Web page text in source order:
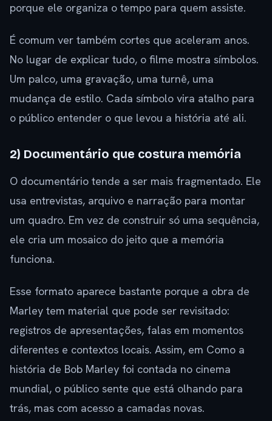
porque ele organiza o tempo para quem assiste.
É comum ver também cortes que aceleram anos.
No lugar de explicar tudo, o filme mostra símbolos.
Um palco, uma gravação, uma turnê, uma
mudança de estilo. Cada símbolo vira atalho para
o público entender o que levou a história até ali.
2) Documentário que costura memória
O documentário tende a ser mais fragmentado. Ele
usa entrevistas, arquivo e narração para montar
um quadro. Em vez de construir só uma sequência,
ele cria um mosaico do jeito que a memória
funciona.
Esse formato aparece bastante porque a obra de
Marley tem material que pode ser revisitado:
registros de apresentações, falas em momentos
diferentes e contextos locais. Assim, em Como a
história de Bob Marley foi contada no cinema
mundial, o público sente que está olhando para
trás, mas com acesso a camadas novas.